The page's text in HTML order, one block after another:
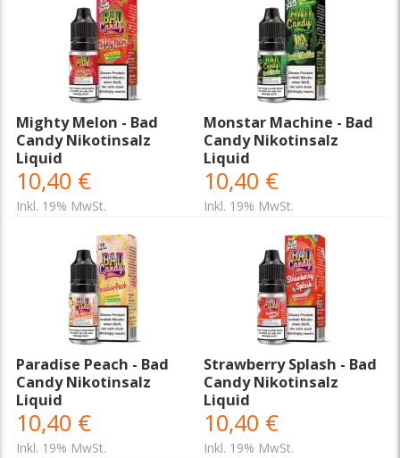
Mighty Melon - Bad
Candy Nikotinsalz
Liquid
10,40 €
Inkl. 19% MwSt.
Monstar Machine - Bad
Candy Nikotinsalz
Liquid
10,40 €
Inkl. 19% MwSt.
Paradise Peach - Bad
Candy Nikotinsalz
Liquid
10,40 €
Inkl. 19% MwSt.
Strawberry Splash - Bad
Candy Nikotinsalz
Liquid
10,40 €
Inkl. 19% MwSt.